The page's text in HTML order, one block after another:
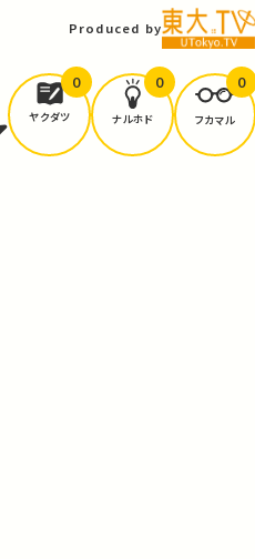
Produced by
ヤクダツ
0
ナルホド
0
フカマル
0